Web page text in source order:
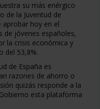
su más enérgico
de la Juventud de
aprobar hoy en el
de jóvenes españoles,
la crisis económica y
del 53,8%.
de España es
razones de ahorro o
quizás responde a la
esta plataforma